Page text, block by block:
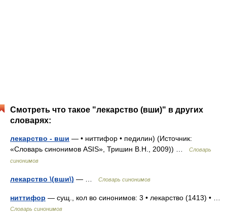
Смотреть что такое "лекарство (вши)" в других
словарях:
лекарство - вши — • ниттифор • педилин) (Источник:
«Словарь синонимов ASIS», Тришин В.Н., 2009)) …
Словарь
синонимов
лекарство \(вши\) — … Словарь синонимов
ниттифор — сущ., кол во синонимов: 3 • лекарство (1413) • …
Словарь синонимов